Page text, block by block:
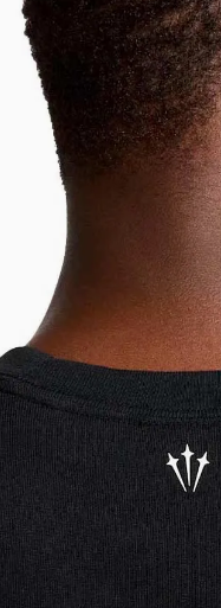
experiência de
de produtos